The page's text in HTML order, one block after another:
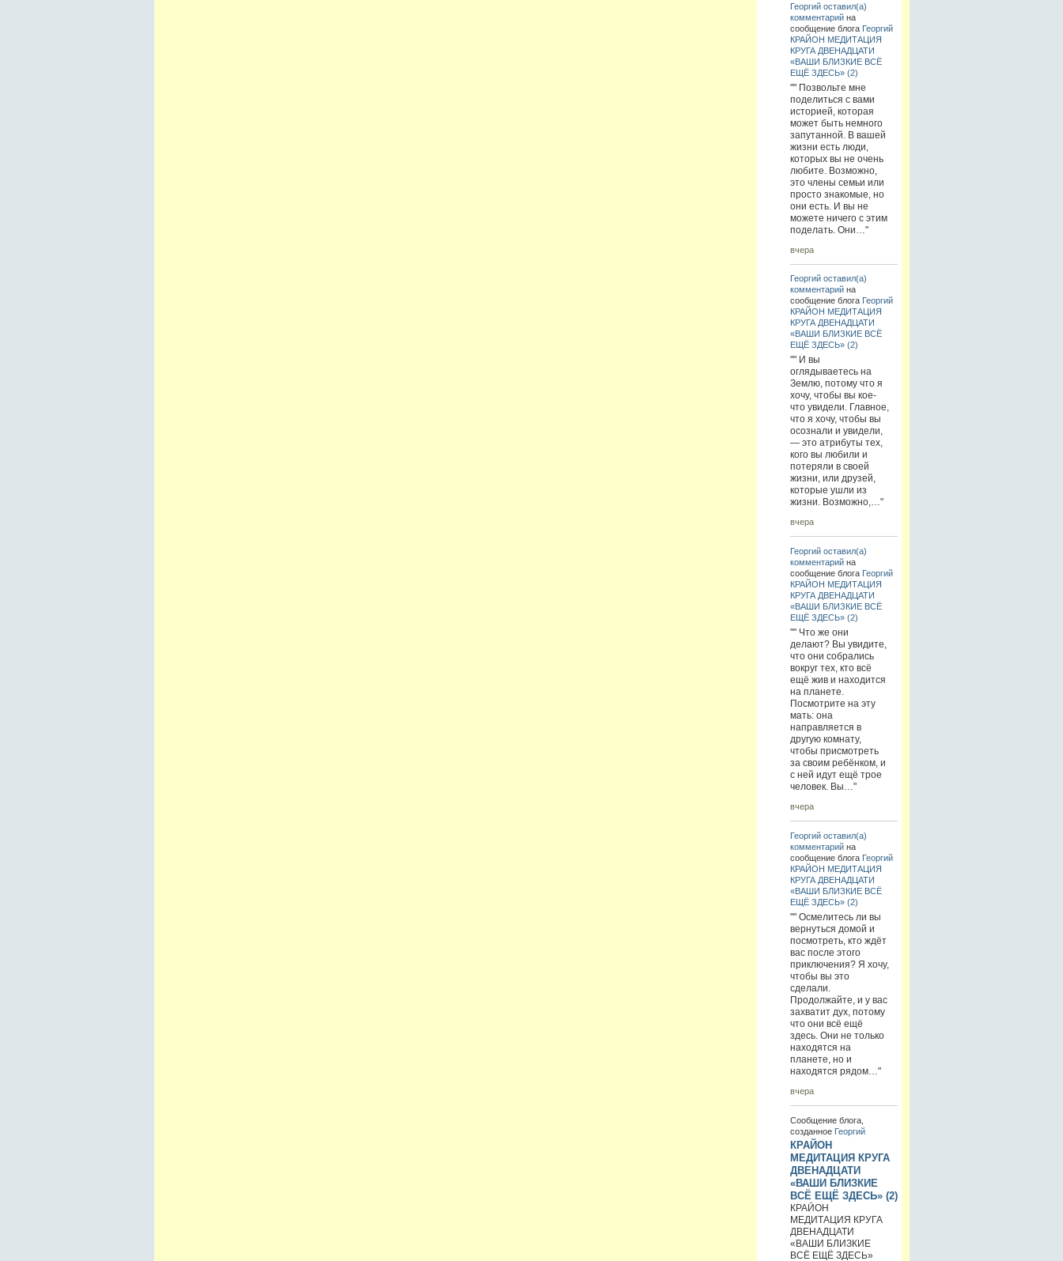
Георгий оставил(а)
комментарийна
сообщение блога Георгий
КРАЙОН МЕДИТАЦИЯ
КРУГА ДВЕНАДЦАТИ
«ВАШИ БЛИЗКИЕ ВСЁ
ЕЩЁ ЗДЕСЬ» (2)
"" Позвольте мне
поделиться с вами
историей, которая
может быть немного
запутанной. В вашей
жизни есть люди,
которых вы не очень
любите. Возможно,
это члены семьи или
просто знакомые, но
они есть. И вы не
можете ничего с этим
поделать. Они…"
вчера
Георгий оставил(а)
комментарийна
сообщение блога Георгий
КРАЙОН МЕДИТАЦИЯ
КРУГА ДВЕНАДЦАТИ
«ВАШИ БЛИЗКИЕ ВСЁ
ЕЩЁ ЗДЕСЬ» (2)
"" И вы
оглядываетесь на
Землю, потому что я
хочу, чтобы вы кое-
что увидели. Главное,
что я хочу, чтобы вы
осознали и увидели,
— это атрибуты тех,
кого вы любили и
потеряли в своей
жизни, или друзей,
которые ушли из
жизни. Возможно,…"
вчера
Георгий оставил(а)
комментарийна
сообщение блога Георгий
КРАЙОН МЕДИТАЦИЯ
КРУГА ДВЕНАДЦАТИ
«ВАШИ БЛИЗКИЕ ВСЁ
ЕЩЁ ЗДЕСЬ» (2)
"" Что же они
делают? Вы увидите,
что они собрались
вокруг тех, кто всё
ещё жив и находится
на планете.
Посмотрите на эту
мать: она
направляется в
другую комнату,
чтобы присмотреть
за своим ребёнком, и
с ней идут ещё трое
человек. Вы…"
вчера
Георгий оставил(а)
комментарийна
сообщение блога Георгий
КРАЙОН МЕДИТАЦИЯ
КРУГА ДВЕНАДЦАТИ
«ВАШИ БЛИЗКИЕ ВСЁ
ЕЩЁ ЗДЕСЬ» (2)
"" Осмелитесь ли вы
вернуться домой и
посмотреть, кто ждёт
вас после этого
приключения? Я хочу,
чтобы вы это
сделали.
Продолжайте, и у вас
захватит дух, потому
что они всё ещё
здесь. Они не только
находятся на
планете, но и
находятся рядом…"
вчера
Сообщение блога,
созданное Георгий
КРАЙОН
МЕДИТАЦИЯ КРУГА
ДВЕНАДЦАТИ
«ВАШИ БЛИЗКИЕ
ВСЁ ЕЩЁ ЗДЕСЬ» (2)
КРАЙОН
МЕДИТАЦИЯ КРУГА
ДВЕНАДЦАТИ
«ВАШИ БЛИЗКИЕ
ВСЁ ЕЩЁ ЗДЕСЬ»